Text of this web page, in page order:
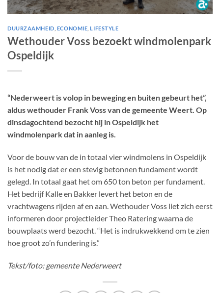
DUURZAAMHEID ECONOMIE ,LIFESTYLE
Wethouder Voss bezoekt windmolenpark
Ospeldijk
“Nederweert is volop in beweging en buiten gebeurt het”,
aldus wethouder Frank Voss van de gemeente Weert. Op
dinsdagochtend bezocht hij in Ospeldijk het
windmolenpark dat in aanleg is.
Voor de bouw van de in totaal vier windmolens in Ospeldijk
is het nodig dat er een stevig betonnen fundament wordt
gelegd. In totaal gaat het om 650 ton beton per fundament.
Het bedrijf Kalle en Bakker levert het beton en de
vrachtwagens rijden af en aan. Wethouder Voss liet zich eerst
informeren door projectleider Theo Ratering waarna de
bouwplaats werd bezocht. “Het is indrukwekkend om te zien
hoe groot zo’n fundering is.”
Tekst/foto: gemeente Nederweert